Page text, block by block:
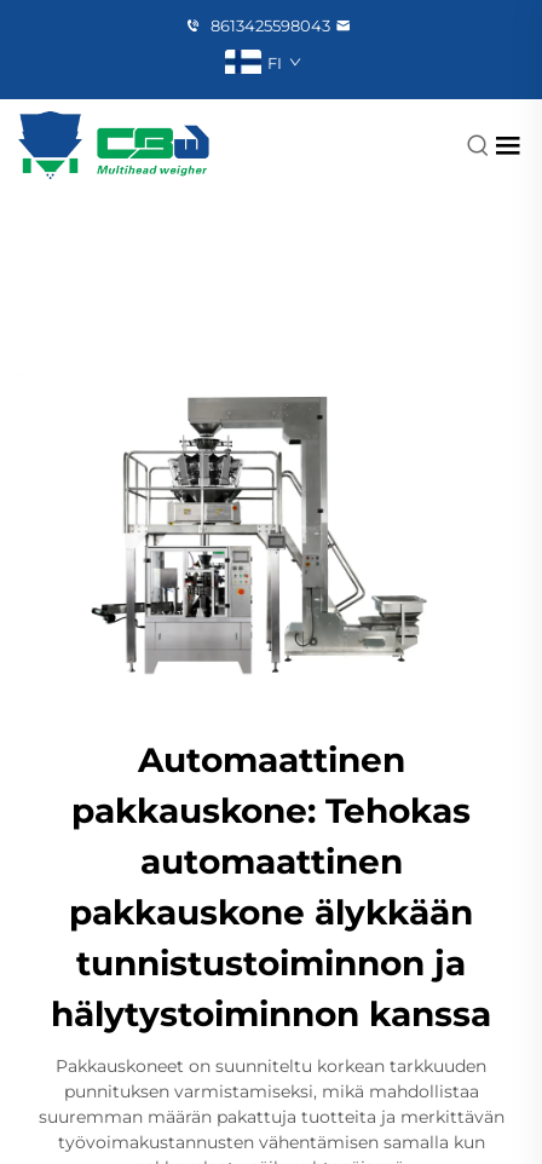
8613425598043
FI
Automaattinen
pakkauskone: Tehokas
automaattinen
pakkauskone älykkään
tunnistustoiminnon ja
hälytystoiminnon kanssa
Pakkauskoneet on suunniteltu korkean tarkkuuden
punnituksen varmistamiseksi, mikä mahdollistaa
suuremman määrän pakattuja tuotteita ja merkittävän
työvoimakustannusten vähentämisen samalla kun